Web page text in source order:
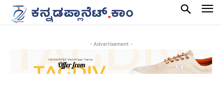
- Advertisement -